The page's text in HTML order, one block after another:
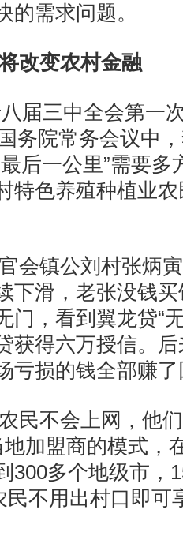
的需求问题。
改变农村金融
三中全会第一
务院常务会议中
后一公里”需要多
特色养殖种植业
镇公刘村张炳寅
下滑，老张没钱
门，看到翼龙贷“
获得六万授信。
亏损的钱全部赚
不会上网，他们
加盟商的模式，
300多个地级市，
民不用出村口即可